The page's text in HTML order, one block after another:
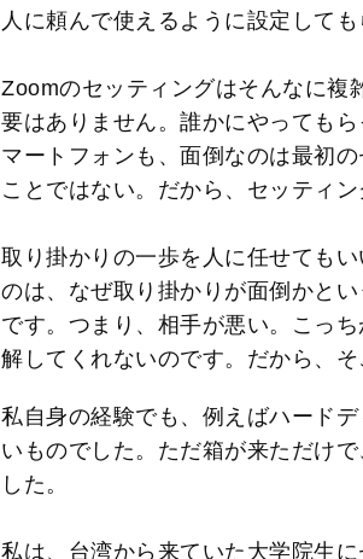
人に頼んで使えるように設定して
Zoomのセッティングはそんなに複
要はありません。誰かにやっても
マートフォンも、面倒なのは最初
ことではない。だから、セッティ
取り掛かりの一歩を人に任せても
のは、なぜ取り掛かりが面倒かと
です。つまり、相手が悪い。こっ
解してくれないのです。だから、
私自身の経験でも、例えばハード
いものでした。ただ箱が来ただけ
した。
私は、台湾から来ていた大学院生